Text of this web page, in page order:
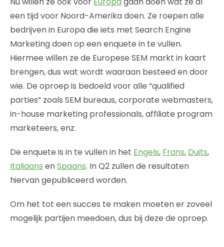
een tijd voor Noord-Amerika doen. Ze roepen alle
bedrijven in Europa die iets met Search Engine
Marketing doen op een enquete in te vullen.
Hiermee willen ze de Europese SEM markt in kaart
brengen, dus wat wordt waaraan besteed en door
wie. De oproep is bedoeld voor alle “qualified
parties” zoals SEM bureaus, corporate webmasters,
in-house marketing professionals, affiliate program
marketeers, enz.
De enquete is in te vullen in het Engels, Frans, Duits,
Italiaans enSpaans. In Q2 zullen de resultaten
hiervan gepubliceerd worden.
Om het tot een succes te maken moeten er zoveel
mogelijk partijen meedoen, dus bij deze de oproep.